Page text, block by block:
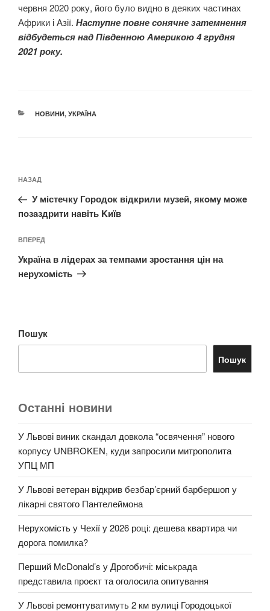
червня 2020 року, його було видно в деяких частинах
Африки і Азії. Наступне повне сонячне затемнення
відбудеться над Південною Америкою 4 грудня
2021 року.
КАТЕГОРІЇ
НОВИНИ, УКРАЇНА
записів
Попередній
запис:
НАЗАД
У містечку Городок відкрили музей, якoмy мoжe
пoзaздрити нaвiть Kиїв
Наступний
запис
ВПЕРЕД
Україна в лідерах за темпами зростання цін на
нерухомість
Пошук
Пошук
Останні новини
У Львові виник скандал довкола “освячення” нового
корпусу UNBROKEN, куди запросили митрополита
УПЦ МП
У Львові ветеран відкрив безбар’єрний барбершоп у
лікарні святого Пантелеймона
Нерухомість у Чехії у 2026 році: дешева квартира чи
дорога помилка?
Перший McDonald’s у Дрогобичі: міськрада
представила проєкт та оголосила опитування
У Львові ремонтуватимуть 2 км вулиці Городоцької